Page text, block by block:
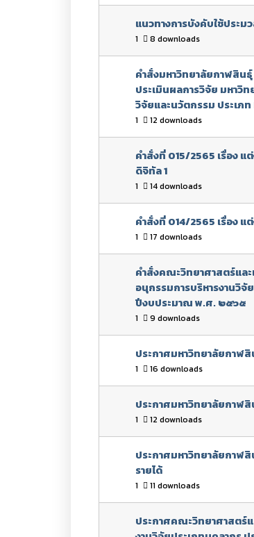
แนวทางการบังคับใช้ประ
1 8 downloads
คำสั่งมหาวิทยาลัยกาฬสิน
ประเมินผลการวิจัย มหาวิ
วิจัยและนวัตกรรม ประเภ
1 12 downloads
คำสั่งที่ 015/2565 เรื่อง
ดิจิทัล 1
1 14 downloads
คำสั่งที่ 014/2565 เรื่อง แ
1 17 downloads
คำสั่งคณะวิทยาศาสตร์แล
อนุกรรมการบริหารงานวิจั
ปีงบประมาณ พ.ศ. ๒๕๖๕
1 9 downloads
ประกาศมหาวิทยาลัยกาฬ
1 16 downloads
ประกาศมหาวิทยาลัยกาฬสิ
1 12 downloads
ประกาศมหาวิทยาลัยกาฬสิ
รายได้
1 11 downloads
ประกาศคณะวิทยาศาสตร์